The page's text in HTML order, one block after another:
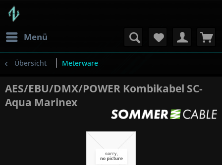
Menü
Übersicht Meterware
AES/EBU/DMX/POWER Kombikabel SC-
Aqua Marinex